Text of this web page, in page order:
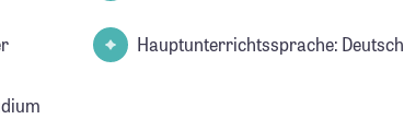
Hauptunterrichtssprache: Deutsch